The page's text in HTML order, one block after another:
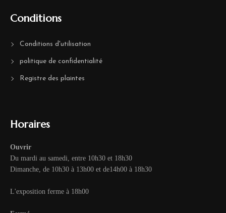
Conditions
Conditions d'utilisation
politique de confidentialité
Registre des plaintes
Horaires
Ouvrir
Du mardi au samedi, entre 10h30 et 18h30
Dimanche, de 10h30 à 13h00 et de14h00 à 18h30
L'exposition ferme à 18h00